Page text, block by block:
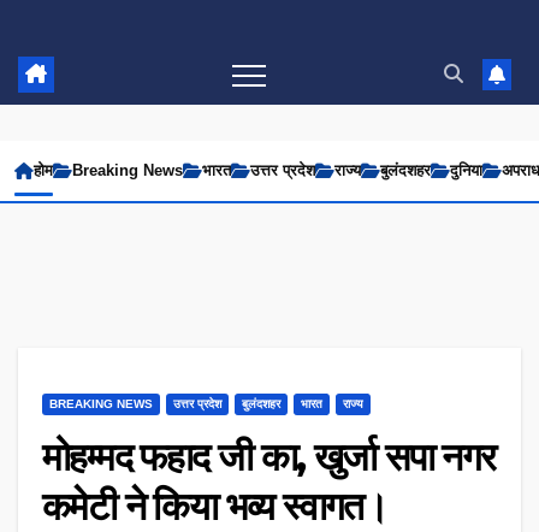
होम Breaking News भारत उत्तर प्रदेश राज्य बुलंदशहर दुनिया अपराध
BREAKING NEWS उत्तर प्रदेश बुलंदशहर भारत राज्य
मोहम्मद फहाद जी का, खुर्जा सपा नगर
कमेटी ने किया भव्य स्वागत।